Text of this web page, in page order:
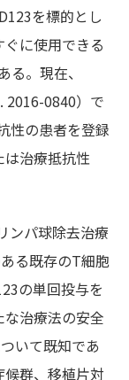
を標的とし
に使用できる
る。現在、
2016-0840）で
性の患者を登録
は治療抵抗性
ンパ球除去治療
る既存のT細胞
の単回投与を
治療法の安全
いて既知であ
群、移植片対